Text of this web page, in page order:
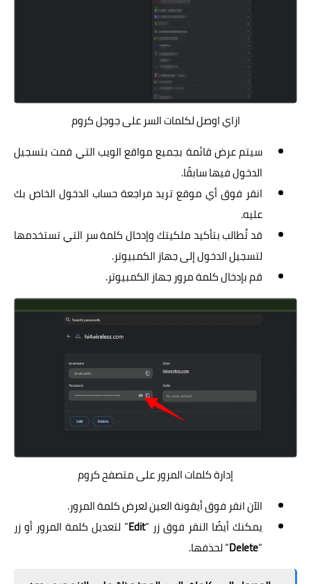
ازاي اوصل لكلمات السر على جوجل كروم
سيتم عرض قائمة بجميع مواقع الويب التي قمت بتسجيل
الدخول فيها سابقًا.
انقر فوق أي موقع تريد مراجعة حساب الدخول الخاص بك
عليه.
قد تُطالب بتأكيد ملكيتك وإدخال كلمة سر التي تستخدمها
لتسجيل الدخول إلى جهاز الكمبيوتر.
قم بإدخال كلمة مرور جهاز الكمبيوتر.
إدارة كلمات المرور على متصفح كروم
الآن انقر فوق أيقونة العين لعرض كلمة المرور.
يمكنك أيضًا النقر فوق زر “Edit” لتعديل كلمة المرور أو زر
“
Delete” لحذفها.